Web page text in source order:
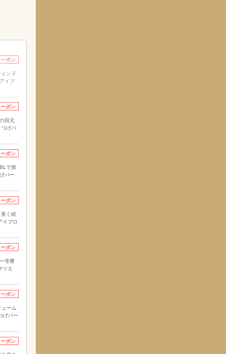
ポン
ンヌ
イブ
ポン
目元
げパ
ポン
で第
パー
ポン
く続
イブロ
ポン
等豊
ツエ
ポン
ューム
げパー
ポン